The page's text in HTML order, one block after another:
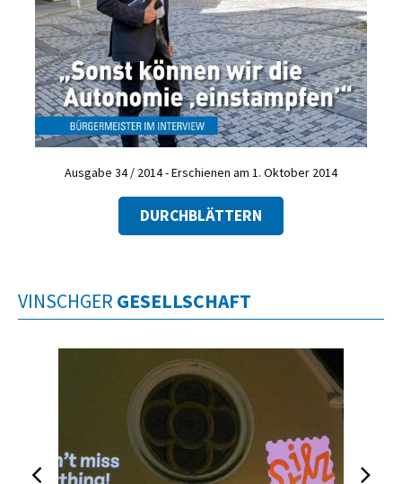
Ausgabe 34 / 2014 - Erschienen am 1. Oktober 2014
DURCHBLÄTTERN
VINSCHGER GESELLSCHAFT